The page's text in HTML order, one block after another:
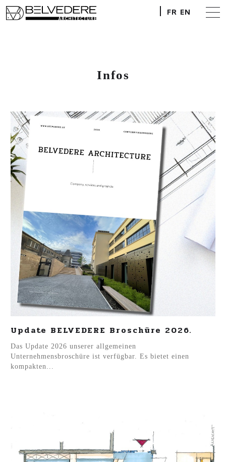
FR EN
Infos
Update BELVEDERE Broschüre 2026.
Das Update 2026 unserer allgemeinen
Unternehmensbroschüre ist verfügbar. Es bietet einen
kompakten...